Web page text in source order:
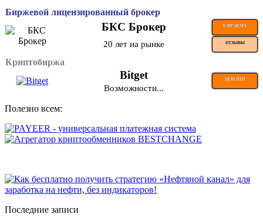
Биржевой лицензированный брокер
БКС Брокер ТОРГОВАТЬ
20 лет на рынке ОТЗЫВЫ
Криптобиржа
Bitget ПЕРЕЙТИ
Возможности...
Полезно всем:
Последние записи